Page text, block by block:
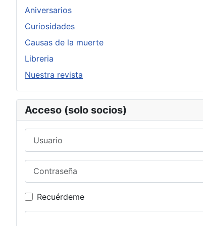
Aniversarios
Curiosidades
Causas de la muerte
Libreria
Nuestra revista
Acceso (solo socios)
Recuérdeme